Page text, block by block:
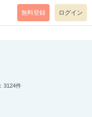
level=notice
無料登録 ログイン
3124件